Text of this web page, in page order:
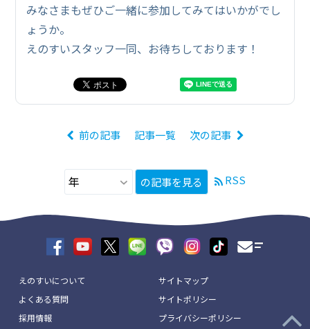
みなさまもぜひご一緒に参加してみてはいかがでし
ょうか。
えのすいスタッフ一同、お待ちしております！
前の記事 記事一覧 次の記事
の記事を見る RSS
えのすいについて
よくある質問
採用情報
サイトマップ
サイトポリシー
プライバシーポリシー